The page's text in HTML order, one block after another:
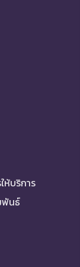
ห้บริการ
พันธ์